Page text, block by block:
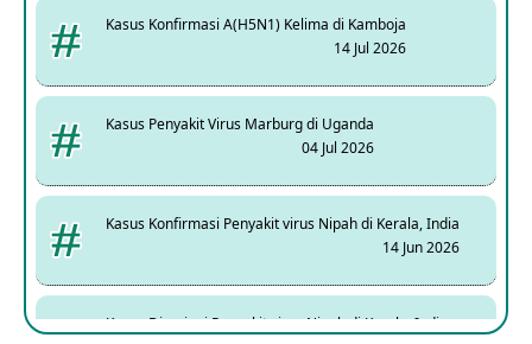
Kasus Konfirmasi A(H5N1) Kelima di Kamboja
14 Jul 2026
Kasus Penyakit Virus Marburg di Uganda
04 Jul 2026
Kasus Konfirmasi Penyakit virus Nipah di Kerala, India
14 Jun 2026
Kasus Dicurigai Penyakit virus Nipah di Kerala, India